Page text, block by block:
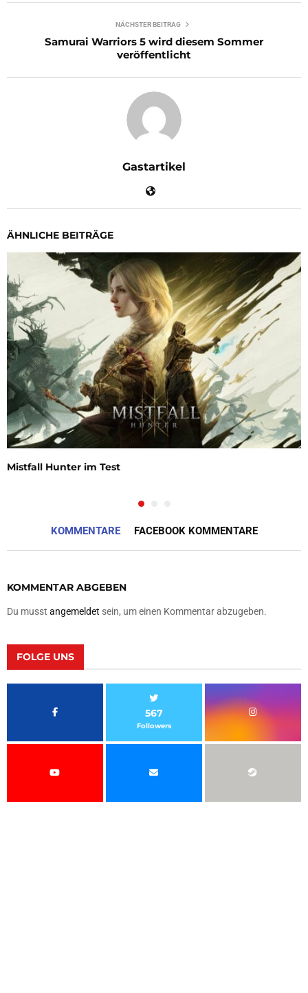
NÄCHSTER BEITRAG
Samurai Warriors 5 wird diesem Sommer
veröffentlicht
Gastartikel
ÄHNLICHE BEITRÄGE
Mistfall Hunter im Test
KOMMENTARE FACEBOOK KOMMENTARE
KOMMENTAR ABGEBEN
Du musst angemeldet sein, um einen Kommentar abzugeben.
FOLGE UNS
567
Followers